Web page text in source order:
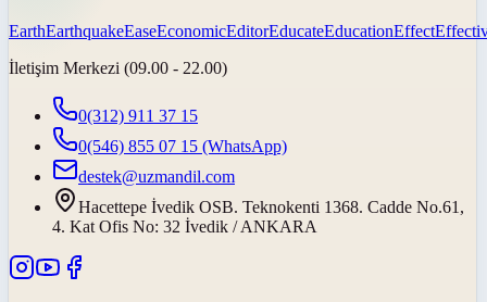
EarthEarthquakeEaseEconomicEditorEducateEducationEffect
İletişim Merkezi (09.00 - 22.00)
0(312) 911 37 15
0(546) 855 07 15 (WhatsApp)
destek@uzmandil.com
Hacettepe İvedik OSB. Teknokenti 1368. Cadde No.61,
4. Kat Ofis No: 32 İvedik / ANKARA